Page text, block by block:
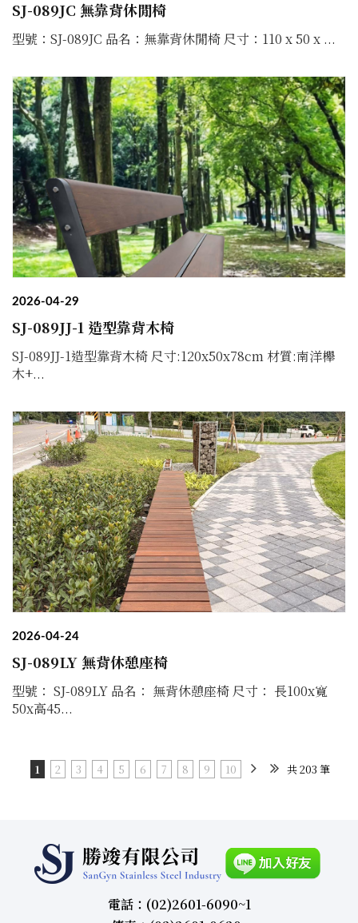
SJ-089JC 無靠背休閒椅
型號：SJ-089JC 品名：無靠背休閒椅 尺寸：110 x 50 x ...
2026-04-29
SJ-089JJ-1 造型靠背木椅
SJ-089JJ-1造型靠背木椅 尺寸:120x50x78cm 材質:南洋櫸
木+...
2026-04-24
SJ-089LY 無背休憩座椅
型號： SJ-089LY 品名： 無背休憩座椅 尺寸： 長100x寬
50x高45...
1 2 3 4 5 6 7 8 9 10 共 203 筆
電話：(02)2601-6090~1